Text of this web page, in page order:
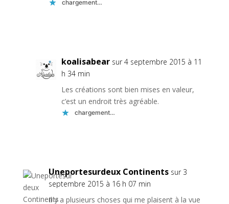
chargement…
koalisabear sur 4 septembre 2015 à 11
h 34 min
Les créations sont bien mises en valeur,
c’est un endroit très agréable.
chargement…
Uneportesurdeux Continents sur 3
septembre 2015 à 16 h 07 min
Il y a plusieurs choses qui me plaisent à la vue